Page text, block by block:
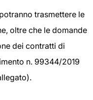
trasmettere le
oltre che le domande
dei contratti di
n. 99344/2019